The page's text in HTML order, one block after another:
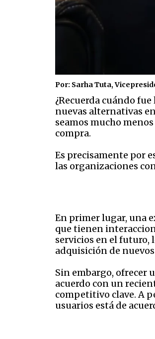
Por: Sarha Tuta,
¿Recuerda cuándo
nuevas alternativas
seamos mucho
compra.
Es precisamente por
las organizaciones
En primer lugar, una
que tienen
servicios en el futuro,
adquisición de
Sin embargo, ofrecer
acuerdo con un
competitivo clave. A
usuarios está de